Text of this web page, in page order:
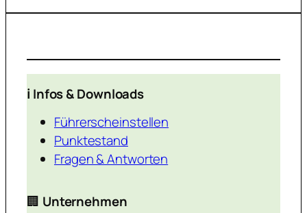
ℹ️ Infos & Downloads
Führerscheinstellen
Punktestand
Fragen & Antworten
🏢 Unternehmen